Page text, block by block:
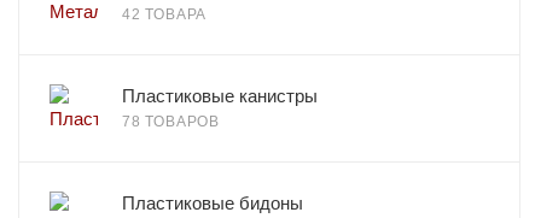
42 ТОВАРА
Пластиковые канистры
78 ТОВАРОВ
Пластиковые бидоны